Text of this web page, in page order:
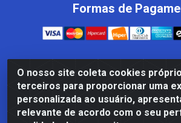
O nosso site coleta cookies
terceiros para proporcionar uma
personalizada ao usuário,
relevante de acordo com o seu
Formas de
Casa Cardão LTDA - Av. Amaral
ArinosCom, Levy Gasparian/RJ - CEP
32.287.542/0001-83